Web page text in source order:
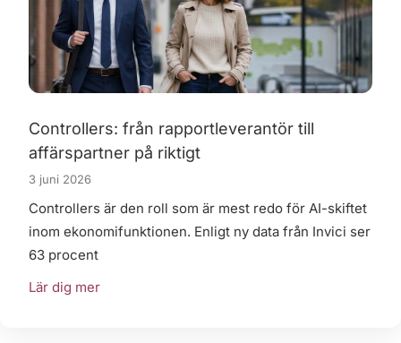
Controllers: från rapportleverantör till
affärspartner på riktigt
3 juni 2026
Controllers är den roll som är mest redo för AI-skiftet
inom ekonomifunktionen. Enligt ny data från Invici ser
63 procent
Lär dig mer